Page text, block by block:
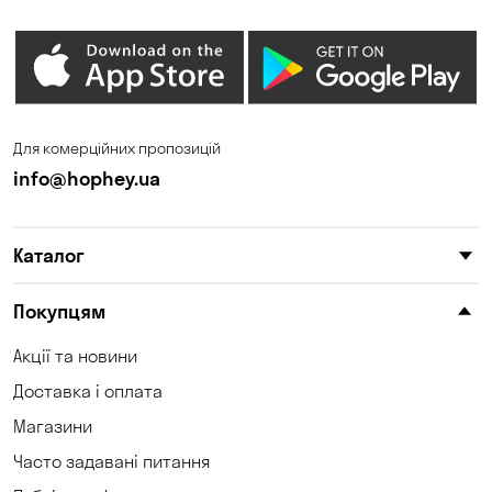
Дніпро Зазим’є
Кам'янське
Корсунці
Коцюбинське
Для комерційних пропозицій
info@hophey.ua
Каталог
Покупцям
Акції та новини
Доставка і оплата
Магазини
Часто задавані питання